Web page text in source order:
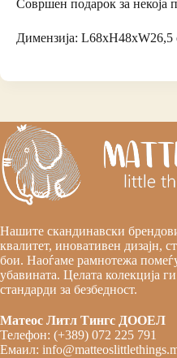
Совршен подарок за некоја
Димензија: L68xH48xW26,5
Нашите скандинавски
квалитет, иновативен дизајн,
бои. Наоѓаме рамнотежа
убавината. Целата колекција
стандарди за безбедност.
Матеос Литл Тингс ДООЕЛ
Телефон: (+389) 072 225 791
Емаил: